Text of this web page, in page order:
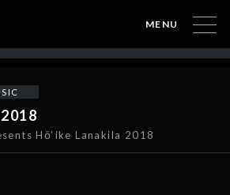
MENU
Hō‘ike Lanakila 2018